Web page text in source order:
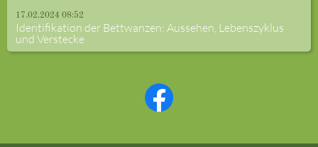
17.02.2024 08:52
Identifikation der Bettwanzen: Aussehen, Lebenszyklus
und Verstecke